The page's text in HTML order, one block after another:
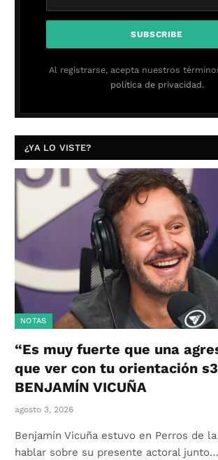
Al registrarse, acepta nuestros
política de privacidad.
¿YA LO VISTE?
NOTAS
“Es muy fuerte que una
que ver con tu orientación
BENJAMÍN VICUÑA
agosto 3, 2026
Benjamín Vicuña estuvo en Perros de
hablar sobre su presente actoral junto…